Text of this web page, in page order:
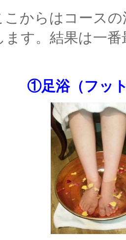
こからはコース
ます。結果は一
①足浴（フッ